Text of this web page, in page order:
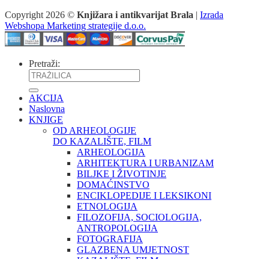
Copyright 2026 © Knjižara i antikvarijat Brala | Izrada
Webshopa Marketing strategije d.o.o.
Pretraži:
AKCIJA
Naslovna
KNJIGE
OD ARHEOLOGIJE
DO KAZALIŠTE, FILM
ARHEOLOGIJA
ARHITEKTURA I URBANIZAM
BILJKE I ŽIVOTINJE
DOMAĆINSTVO
ENCIKLOPEDIJE I LEKSIKONI
ETNOLOGIJA
FILOZOFIJA, SOCIOLOGIJA,
ANTROPOLOGIJA
FOTOGRAFIJA
GLAZBENA UMJETNOST